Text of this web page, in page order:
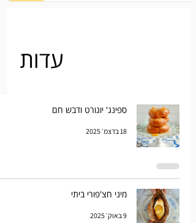
עדות
ספינג' יוגורט ודבש חם
18 בדצמ׳ 2025
מיני חצ'פורי ביתי
9 באוק׳ 2025